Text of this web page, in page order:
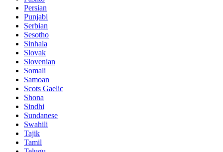
Persian
Punjabi
Serbian
Sesotho
Sinhala
Slovak
Slovenian
Somali
Samoan
Scots Gaelic
Shona
Sindhi
Sundanese
Swahili
Tajik
Tamil